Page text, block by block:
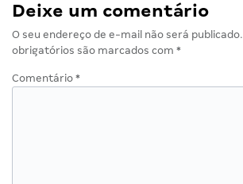
Deixe um comentário
O seu endereço de e-mail não será publicado.
obrigatórios são marcados com *
Comentário *